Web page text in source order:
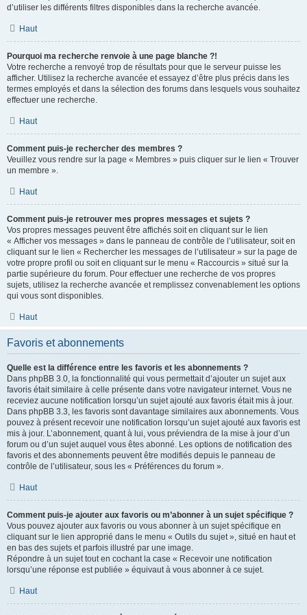
d’utiliser les différents filtres disponibles dans la recherche avancée.
Haut
Pourquoi ma recherche renvoie à une page blanche ?!
Votre recherche a renvoyé trop de résultats pour que le serveur puisse les
afficher. Utilisez la recherche avancée et essayez d’être plus précis dans les
termes employés et dans la sélection des forums dans lesquels vous souhaitez
effectuer une recherche.
Haut
Comment puis-je rechercher des membres ?
Veuillez vous rendre sur la page « Membres » puis cliquer sur le lien « Trouver
un membre ».
Haut
Comment puis-je retrouver mes propres messages et sujets ?
Vos propres messages peuvent être affichés soit en cliquant sur le lien
« Afficher vos messages » dans le panneau de contrôle de l’utilisateur, soit en
cliquant sur le lien « Rechercher les messages de l’utilisateur » sur la page de
votre propre profil ou soit en cliquant sur le menu « Raccourcis » situé sur la
partie supérieure du forum. Pour effectuer une recherche de vos propres
sujets, utilisez la recherche avancée et remplissez convenablement les options
qui vous sont disponibles.
Haut
Favoris et abonnements
Quelle est la différence entre les favoris et les abonnements ?
Dans phpBB 3.0, la fonctionnalité qui vous permettait d’ajouter un sujet aux
favoris était similaire à celle présente dans votre navigateur internet. Vous ne
receviez aucune notification lorsqu’un sujet ajouté aux favoris était mis à jour.
Dans phpBB 3.3, les favoris sont davantage similaires aux abonnements. Vous
pouvez à présent recevoir une notification lorsqu’un sujet ajouté aux favoris est
mis à jour. L’abonnement, quant à lui, vous préviendra de la mise à jour d’un
forum ou d’un sujet auquel vous êtes abonné. Les options de notification des
favoris et des abonnements peuvent être modifiés depuis le panneau de
contrôle de l’utilisateur, sous les « Préférences du forum ».
Haut
Comment puis-je ajouter aux favoris ou m’abonner à un sujet spécifique ?
Vous pouvez ajouter aux favoris ou vous abonner à un sujet spécifique en
cliquant sur le lien approprié dans le menu « Outils du sujet », situé en haut et
en bas des sujets et parfois illustré par une image.
Répondre à un sujet tout en cochant la case « Recevoir une notification
lorsqu’une réponse est publiée » équivaut à vous abonner à ce sujet.
Haut